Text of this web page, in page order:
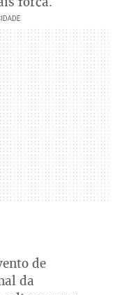
de
da